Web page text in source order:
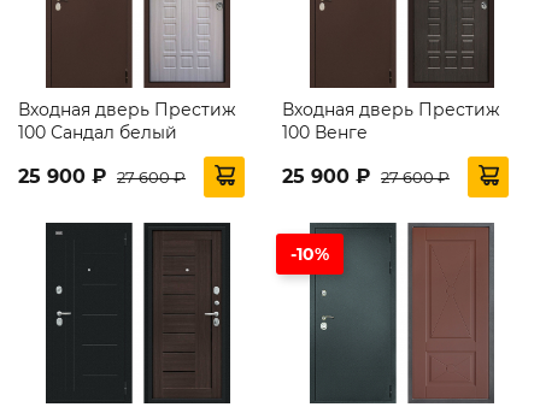
Входная дверь Престиж
100 Сандал белый
25 900 ₽ 27 600 ₽
Входная дверь Престиж
100 Венге
25 900 ₽ 27 600 ₽
-10%